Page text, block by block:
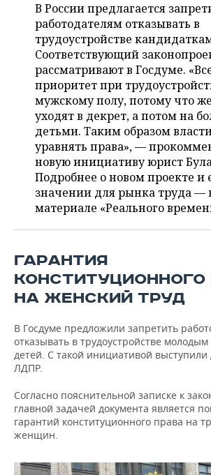
ВОЛЕЙБОЛ
КИБЕРСПОРТ
ФИГУРНОЕ КАТАНИЕ
ВОДНЫЕ ВИДЫ СПОРТА
ХОККЕЙ С МЯЧОМ
ИСТОРИЯ
КУЛЬТУРА
МЕДИЦИНА
ОБРАЗОВАНИЕ
ПРОИСШЕСТВИЯ
СПИСОК ПЕРСОН
СПИСОК КОМПАНИЙ
ПОЛНАЯ ВЕРСИЯ
В России предлагается
работодателям отказывать в
трудоустройстве
Соответствующий
рассматривают в Госдуме.
приоритет при
мужскому полу, потому что
уходят в декрет, а потом на
детьми. Таким образом
уравнять права», —
новую инициативу юрист
Подробнее о новом проекте и
значении для рынка труда —
материале «Реального
ГАРАНТИЯ
КОНСТИТУЦИОННОГО
НА ЖЕНСКИЙ ТРУД
В Госдуме предложили запретить
отказывать в трудоустройстве
детей. С такой инициативой выступили
ЛДПР.
Согласно пояснительной записке к
главной задачей документа является
гарантий конституционного права на
женщин.